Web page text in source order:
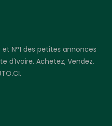
N°1 des petites annonces
d'Ivoire. Achetez, Vendez,